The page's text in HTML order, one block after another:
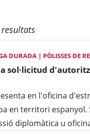
DURADA | PÒLISSES DE
sol·licitud
en l'oficina
en territori espanyol.
diplomàtica u